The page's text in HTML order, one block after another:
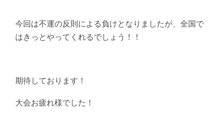
今回は不運の反則による負けとなりましたが、全国で
はきっとやってくれるでしょう！！
期待しております！
大会お疲れ様でした！